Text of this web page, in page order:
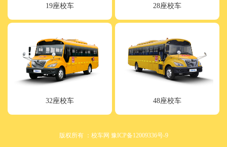
19座校车 28座校车
32座校车 48座校车
版权所有 ：校车网 豫ICP备12009336号-9